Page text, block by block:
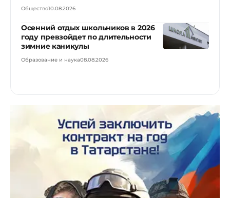
Общество10.08.2026
Осенний отдых школьников в 2026
году превзойдет по длительности
зимние каникулы
Образование и наука08.08.2026